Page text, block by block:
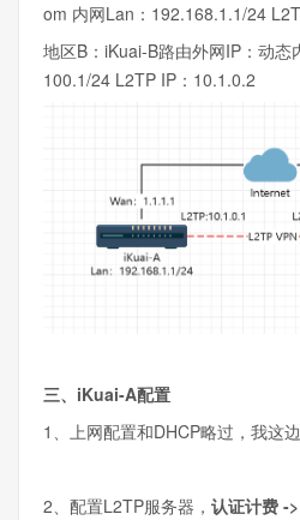
om 内网Lan：192.168.1.1/24
地区B：iKuai-B路由外网IP：动
100.1/24 L2TP IP：10.1.0.2
三、iKuai-A配置
1、上网配置和DHCP略过，我这
2、配置L2TP服务器， 认证计费 -